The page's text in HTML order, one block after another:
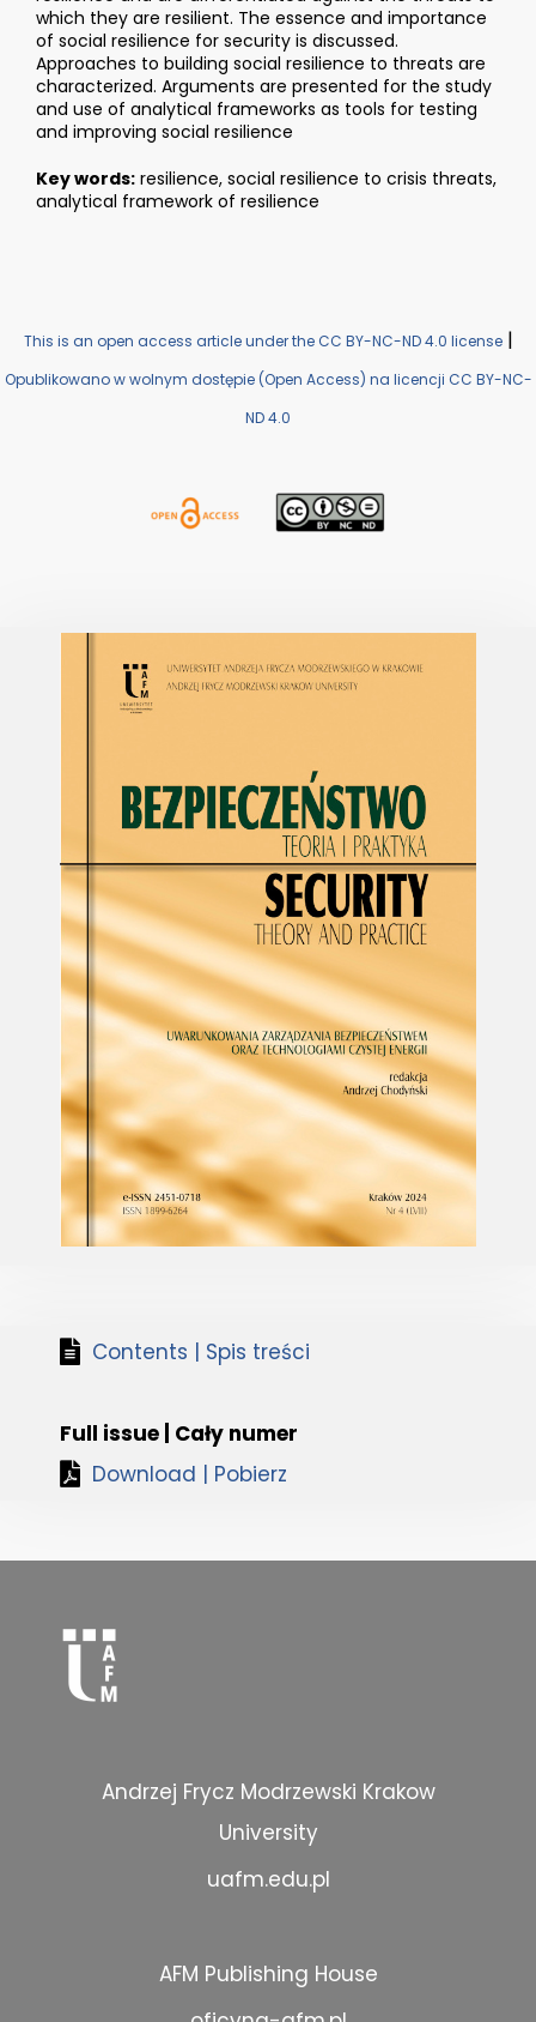
which they are resilient. The essence and importance
of social resilience for security is discussed.
Approaches to building social resilience to threats are
characterized. Arguments are presented for the study
and use of analytical frameworks as tools for testing
and improving social resilience
Key words: resilience, social resilience to crisis threats,
analytical framework of resilience
This is an open access article under the CC BY-NC-ND 4.0 license|
Opublikowano w wolnym dostępie (Open Access) na licencji CC BY-NC-
ND 4.0
Contents | Spis treści
Full issue | Cały numer
Download | Pobierz
Andrzej Frycz Modrzewski Krakow
University
uafm.edu.pl
AFM Publishing House